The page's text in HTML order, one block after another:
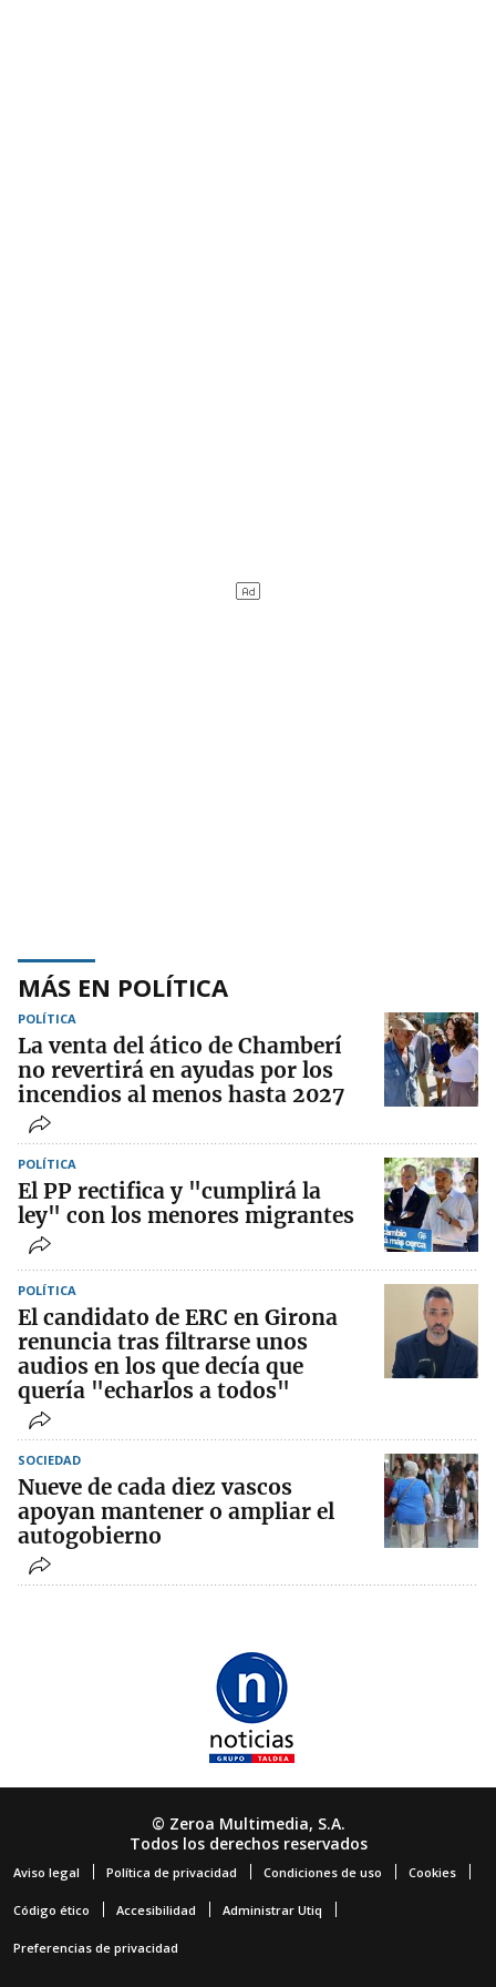
MÁS EN POLÍTICA
POLÍTICA
La venta del ático de Chamberí
no revertirá en ayudas por los
incendios al menos hasta 2027
POLÍTICA
El PP rectifica y "cumplirá la
ley" con los menores migrantes
POLÍTICA
El candidato de ERC en Girona
renuncia tras filtrarse unos
audios en los que decía que
quería "echarlos a todos"
SOCIEDAD
Nueve de cada diez vascos
apoyan mantener o ampliar el
autogobierno
© Zeroa Multimedia, S.A.
Todos los derechos reservados
Aviso legal Política de privacidad Condiciones de uso Cookies
Código ético Accesibilidad Administrar Utiq
Preferencias de privacidad